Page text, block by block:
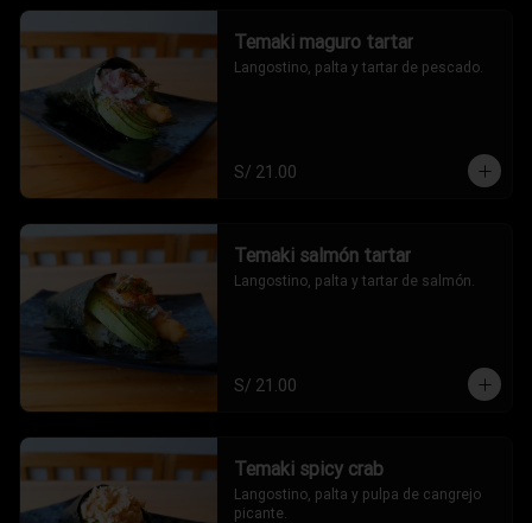
Temaki maguro tartar
Langostino, palta y tartar de pescado.
S/ 21.00
Temaki salmón tartar
Langostino, palta y tartar de salmón.
S/ 21.00
Temaki spicy crab
Langostino, palta y pulpa de cangrejo
picante.